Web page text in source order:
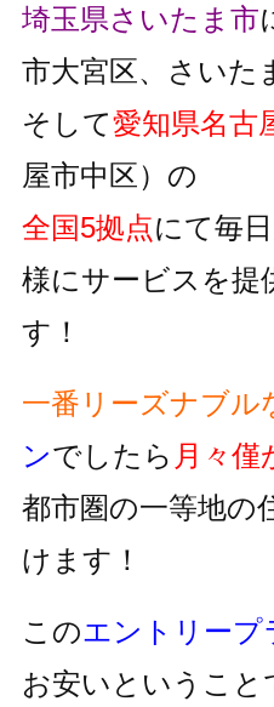
埼玉県さいたま市
市大宮区、さいた
そして愛知県名古
屋市中区）の
全国5拠点にて毎
様にサービスを提
す！
一番リーズナブル
ンでしたら 月々僅
都市圏の一等地の
けます！
このエントリープ
お安いということ